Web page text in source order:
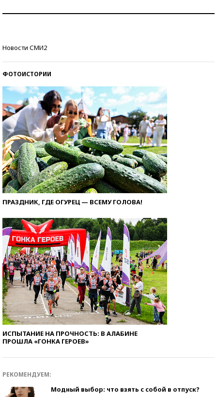
Новости СМИ2
ФОТОИСТОРИИ
ПРАЗДНИК, ГДЕ ОГУРЕЦ — ВСЕМУ ГОЛОВА!
ИСПЫТАНИЕ НА ПРОЧНОСТЬ: В АЛАБИНЕ
ПРОШЛА «ГОНКА ГЕРОЕВ»
РЕКОМЕНДУЕМ:
Модный выбор: что взять с собой в отпуск?